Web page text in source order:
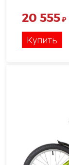
20 555₽
Купить